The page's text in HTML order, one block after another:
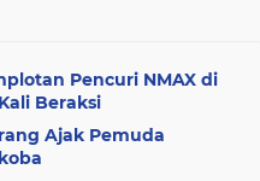
Pencuri NMAX di
Beraksi
Ajak Pemuda